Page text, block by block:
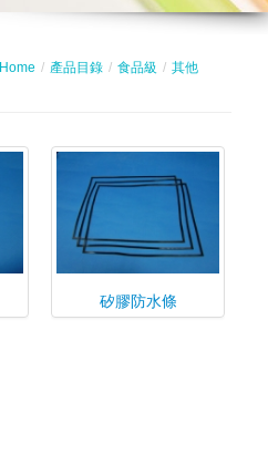
Home / 產品目錄 / 食品級 / 其他
矽膠防水條